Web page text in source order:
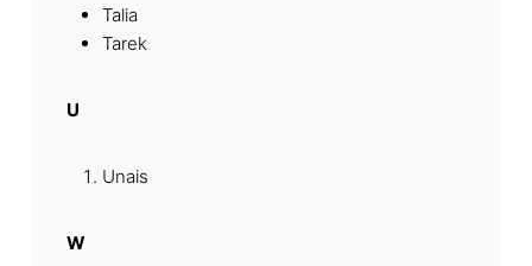
Talia
Tarek
U
Unais
W